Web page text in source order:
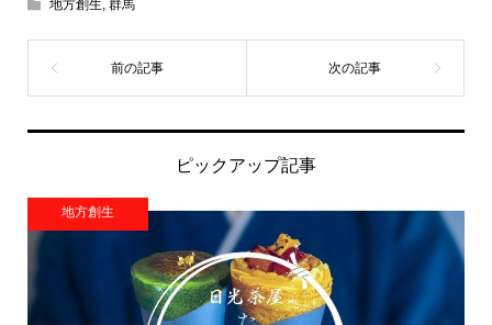
地方創生, 群馬
ピックアップ記事
地方創生